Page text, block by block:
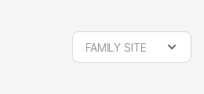
FAMILY SITE